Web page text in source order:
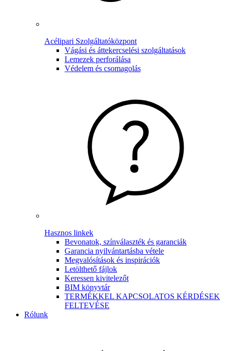
Acélipari Szolgáltatóközpont
Vágási és áttekercselési szolgáltatások
Lemezek perforálása
Védelem és csomagolás
Hasznos linkek
Bevonatok, színválaszték és garanciák
Garancia nyilvántartásba vétele
Megvalósítások és inspirációk
Letölthető fájlok
Keressen kivitelezőt
BIM könyvtár
TERMÉKKEL KAPCSOLATOS KÉRDÉSEK
FELTEVÉSE
Rólunk